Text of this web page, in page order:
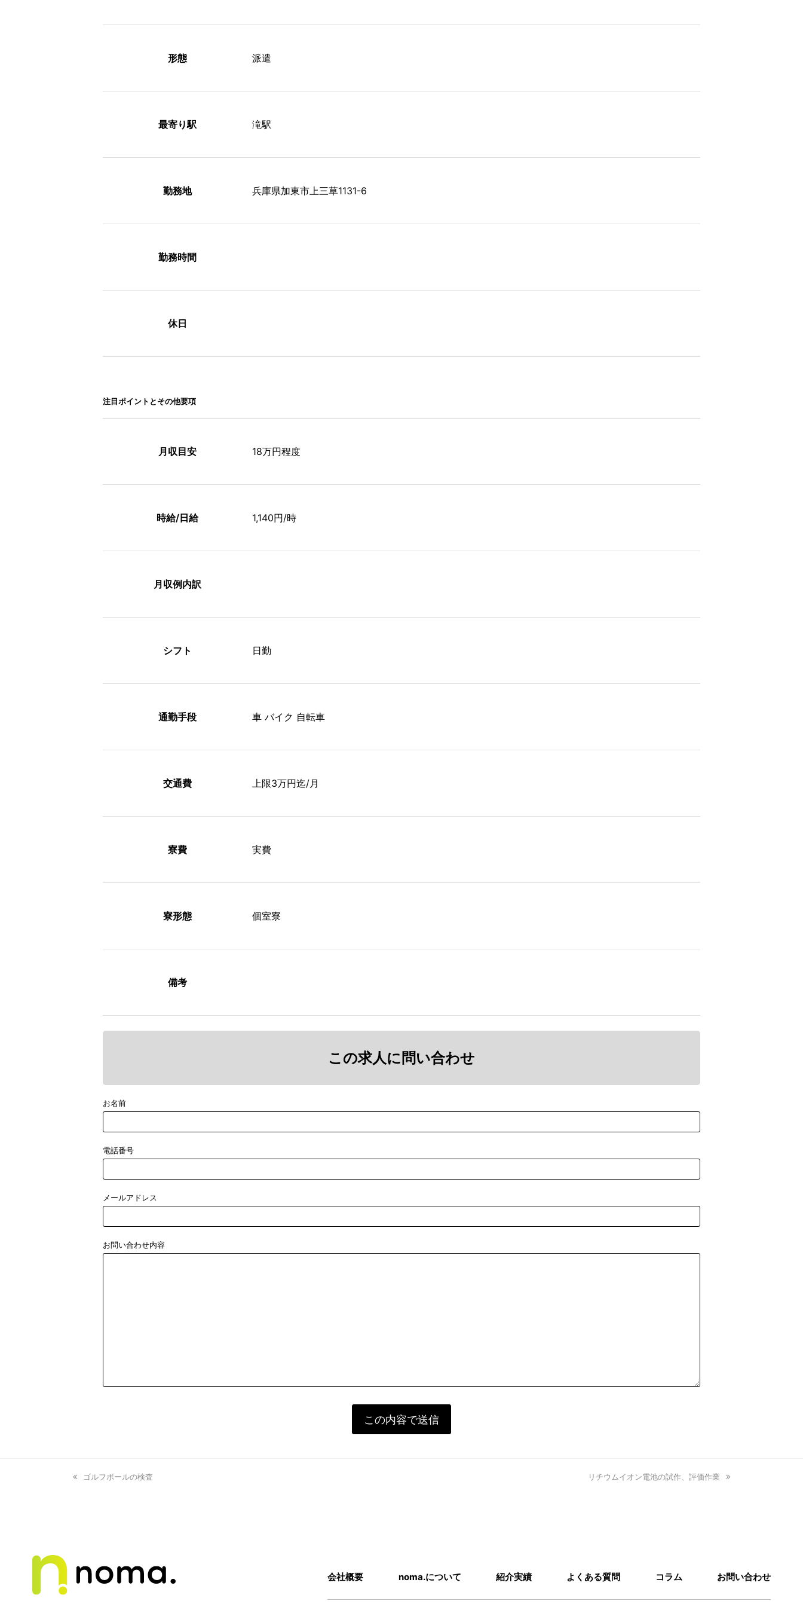
形態 派遣
最寄り駅 滝駅
勤務地 兵庫県加東市上三草1131-6
勤務時間
休日
注⽬ポイントとその他要項
月収目安 18万円程度
時給/日給 1,140円/時
月収例内訳
シフト 日勤
通勤手段 車 バイク 自転車
交通費 上限3万円迄/月
寮費 実費
寮形態 個室寮
備考
この求人に問い合わせ
お名前
電話番号
メールアドレス
お問い合わせ内容
previous
ゴルフボールの検査
next
リチウムイオン電池の試作、評価作業
会社概要 noma.について 紹介実績 よくある質問 コラム お問い合わせ